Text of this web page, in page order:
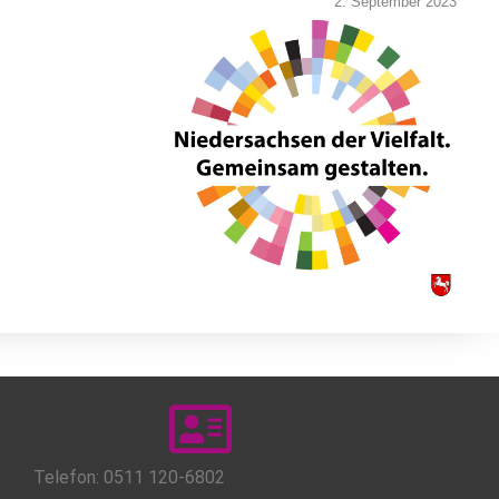
Telefon: 0511 120-6802